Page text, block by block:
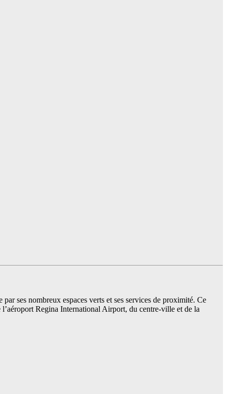
ses nombreux espaces verts et ses services de proximité. Ce
Regina International Airport, du centre-ville et de la